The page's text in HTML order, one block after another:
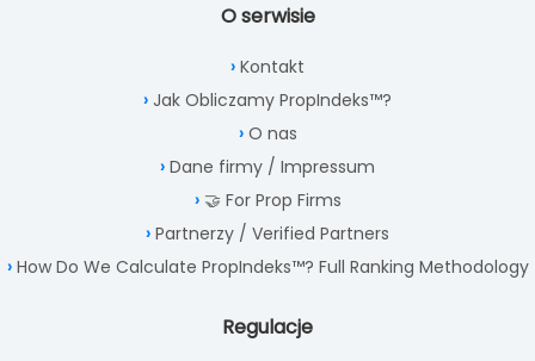
O serwisie
Kontakt
Jak Obliczamy PropIndeks™?
O nas
Dane firmy / Impressum
🤝 For Prop Firms
Partnerzy / Verified Partners
How Do We Calculate PropIndeks™? Full Ranking Methodology
Regulacje